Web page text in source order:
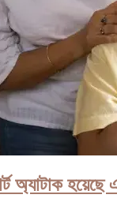
অ্যাটাক হয়েছে